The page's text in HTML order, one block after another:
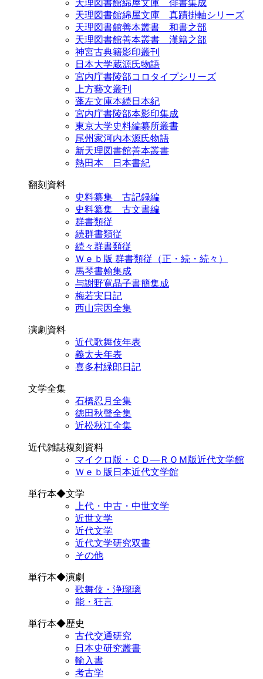
天理図書館綿屋文庫 俳書集成
天理図書館綿屋文庫 真蹟掛軸シリーズ
天理図書館善本叢書 和書之部
天理図書館善本叢書 漢籍之部
神宮古典籍影印叢刊
日本大学蔵源氏物語
宮内庁書陵部コロタイプシリーズ
上方藝文叢刊
蓬左文庫本続日本紀
宮内庁書陵部本影印集成
東京大学史料編纂所叢書
尾州家河内本源氏物語
新天理図書館善本叢書
熱田本 日本書紀
翻刻資料
史料纂集 古記録編
史料纂集 古文書編
群書類従
続群書類従
続々群書類従
Ｗｅｂ版 群書類従（正・続・続々）
馬琴書翰集成
与謝野寛晶子書簡集成
梅若実日記
西山宗因全集
演劇資料
近代歌舞伎年表
義太夫年表
喜多村緑郎日記
文学全集
石橋忍月全集
徳田秋聲全集
近松秋江全集
近代雑誌複刻資料
マイクロ版・ＣＤ―ＲＯＭ版近代文学館
Ｗｅｂ版日本近代文学館
単行本◆文学
上代・中古・中世文学
近世文学
近代文学
近代文学研究双書
その他
単行本◆演劇
歌舞伎・浄瑠璃
能・狂言
単行本◆歴史
古代交通研究
日本史研究叢書
輸入書
考古学